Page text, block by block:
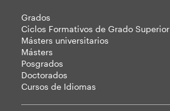
Mapa
web
Grados
Ciclos Formativos de Grado Superior
Másters universitarios
Másters
Posgrados
Doctorados
Cursos de Idiomas